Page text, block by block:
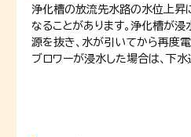
浄化槽の放流先水路の水位上昇
なることがあります。浄化槽が浸
源を抜き、水が引いてから再度
ブロワーが浸水した場合は、下